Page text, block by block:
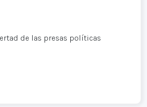
de las presas políticas